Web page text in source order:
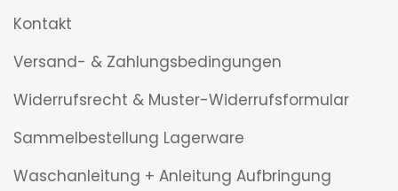
Kontakt
Versand- & Zahlungsbedingungen
Widerrufsrecht & Muster-Widerrufsformular
Sammelbestellung Lagerware
Waschanleitung + Anleitung Aufbringung